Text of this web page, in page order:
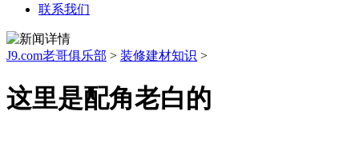
联系我们
J9.com老哥俱乐部 > 装修建材知识 >
这里是配角老白的